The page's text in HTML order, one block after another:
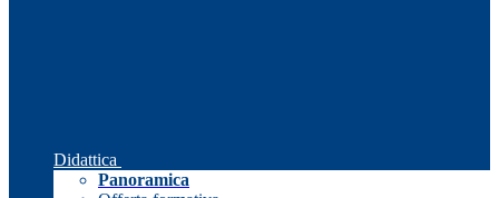
Didattica
Panoramica